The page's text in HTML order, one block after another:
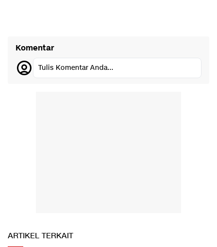
Komentar
Tulis Komentar Anda...
ARTIKEL TERKAIT